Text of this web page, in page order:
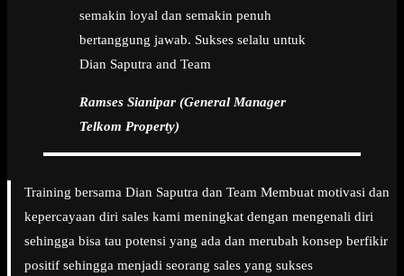
semakin loyal dan semakin penuh
bertanggung jawab. Sukses selalu untuk
Dian Saputra and Team
Ramses Sianipar (General Manager
Telkom Property)
Training bersama Dian Saputra dan Team Membuat motivasi dan
kepercayaan diri sales kami meningkat dengan mengenali diri
sehingga bisa tau potensi yang ada dan merubah konsep berfikir
positif sehingga menjadi seorang sales yang sukses